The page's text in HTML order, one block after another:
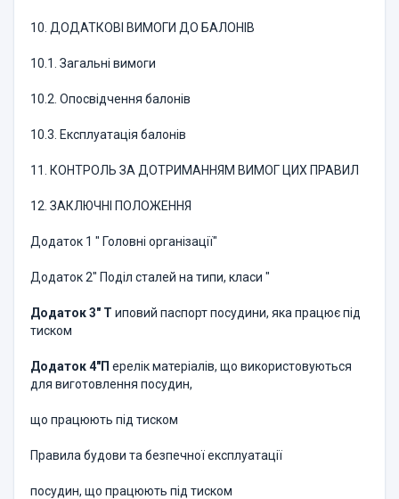
10. ДОДАТКОВІ ВИМОГИ ДО БАЛОНІВ
10.1. Загальні вимоги
10.2. Опосвідчення балонів
10.3. Експлуатація балонів
11. КОНТРОЛЬ ЗА ДОТРИМАННЯМ ВИМОГ ЦИХ ПРАВИЛ
12. ЗАКЛЮЧНІ ПОЛОЖЕННЯ
Додаток 1 " Головні організації"
Додаток 2" Поділ сталей на типи, класи "
Додаток 3" Т иповий паспорт посудини, яка працює під
тиском
Додаток 4"П ерелік матеріалів, що використовуються
для виготовлення посудин,
що працюють під тиском
Правила будови та безпечної експлуатації
посудин, що працюють під тиском